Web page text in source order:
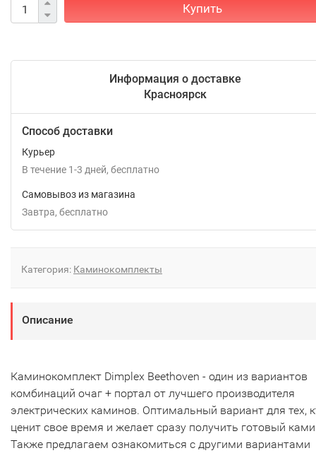
Купить
Информация о доставке
Красноярск
Способ доставки
Курьер
В течение 1-3 дней Бесплатно
Самовывоз из магазина
Завтра
Бесплатно
Категория: Каминокомплекты
Описание
Каминокомплект Dimplex Beethoven - один из вариантов
комбинаций очаг + портал от лучшего производителя
электрических каминов. Оптимальный вариант для тех,
ценит свое время и желает сразу получить готовый
Также предлагаем ознакомиться с другими вариантами